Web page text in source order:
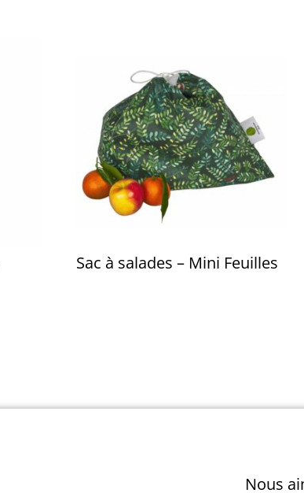
Sac à salades – Mini Feuilles
Nous